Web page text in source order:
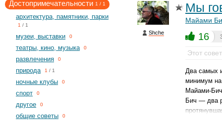
Достопримечательности 1 / 1
архитектура, памятники, парки
1 / 1
музеи, выставки 0
театры, кино, музыка 0
развлечения 0
природа 1 / 1
ночные клубы 0
спорт 0
другое 0
общие советы 0
Shche
Мы
Майами
16
Этот
Два самых
минимум на
Майами-
Бич — два